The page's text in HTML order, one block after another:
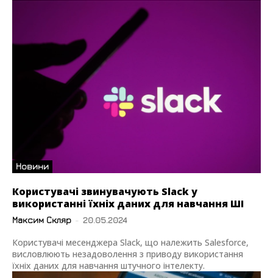
Новини
Користувачі звинувачують Slack у
використанні їхніх даних для навчання ШІ
Максим Скляр - 20.05.2024
Користувачі месенджера Slack, що належить Salesforce,
висловлюють незадоволення з приводу використання
їхніх даних для навчання штучного інтелекту.